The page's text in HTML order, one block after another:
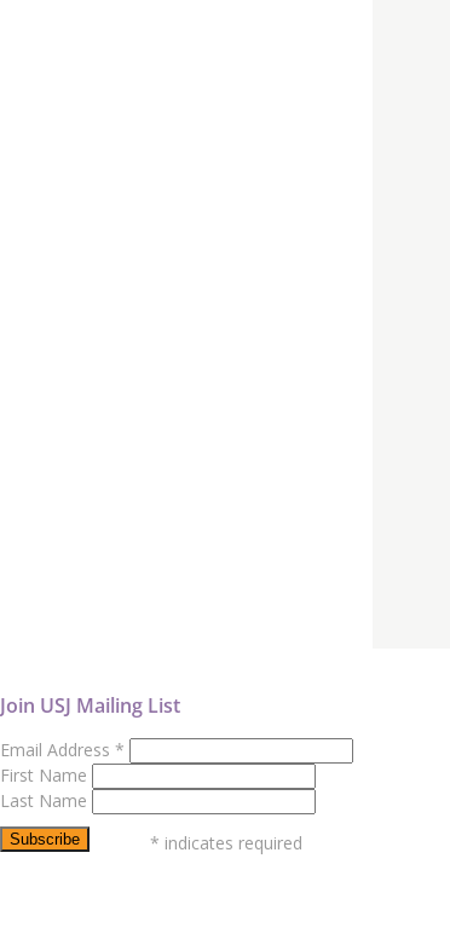
Join USJ Mailing List
Email Address *
First Name
Last Name
* indicates required